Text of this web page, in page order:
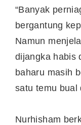
“Banyak
bergantung
Namun
dijangka habis
baharu masih
satu temu bual
Nurhisham